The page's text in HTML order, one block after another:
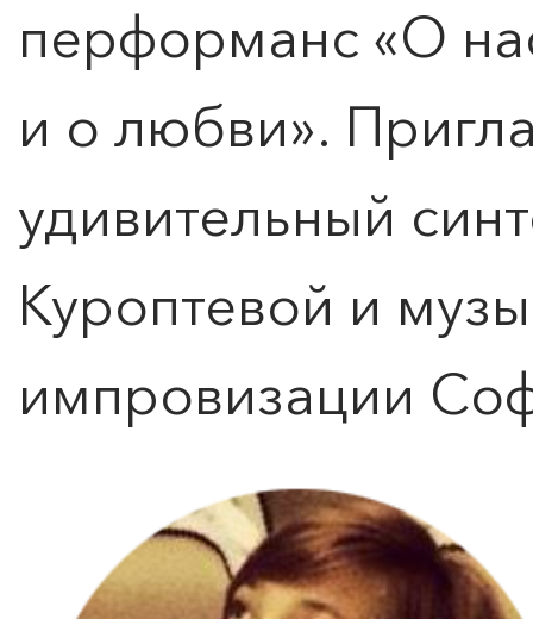
перформанс «О
и о любви».
удивительный
Куроптевой и
импровизации